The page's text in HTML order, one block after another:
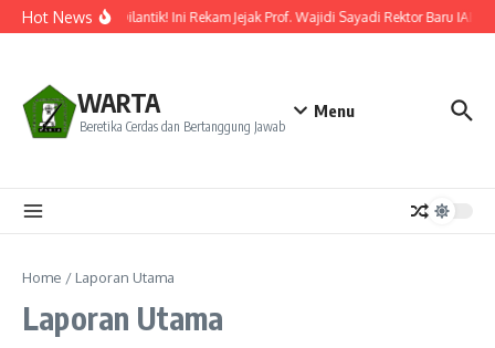
Lewati ke konten
Hot NewsResmi Dilantik! Ini Rekam Jejak Prof. Wajidi Sayadi Rektor Baru IAIN
WARTA
Beretika Cerdas dan Bertanggung Jawab
Menu
Home / Laporan Utama
Laporan Utama